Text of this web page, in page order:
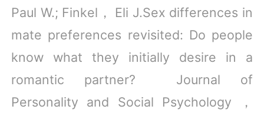
Paul W.; Finkel， Eli J.Sex differences in
mate preferences revisited: Do people
know what they initially desire in a
romantic partner? Journal of
Personality and Social Psychology ，